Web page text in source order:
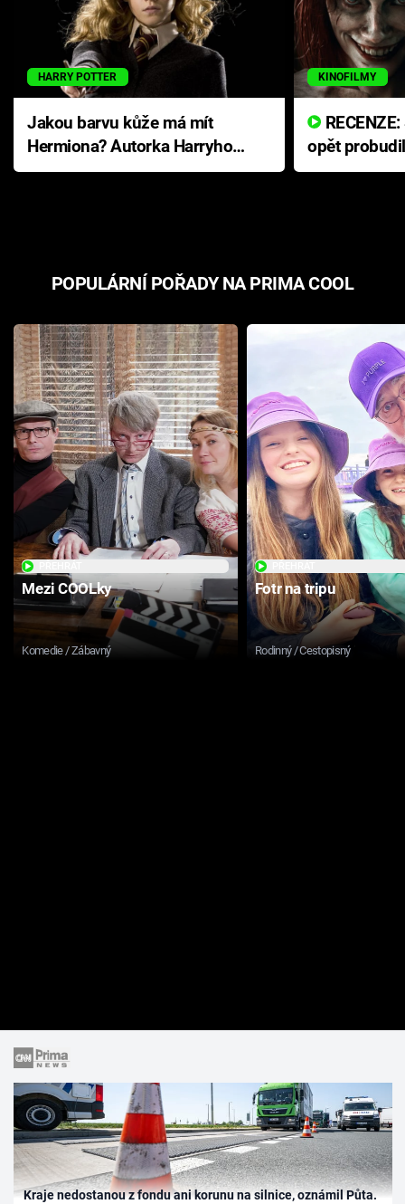
HARRY POTTER
Jakou barvu kůže má mít
Hermiona? Autorka Harryho
Pottera přišla s ráznou
KINOFILMY
opět
přichází s
POPULÁRNÍ POŘADY NA PRIMA COOL
Mezi COOLky
Komedie / Zábavný
Fotr na tripu
Rodinný / Cestopisný
Kraje nedostanou z fondu ani korunu na silnice, oznámil Půta.